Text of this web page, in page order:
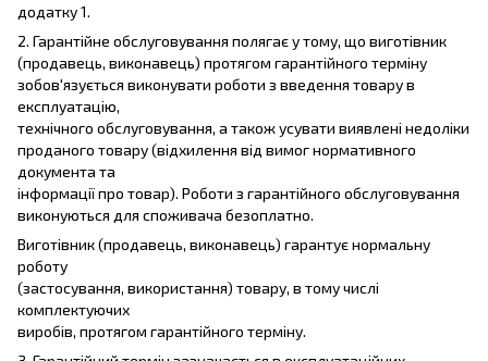
додатку 1.
2. Гарантійне обслуговування полягає у тому, що виготівник
(продавець, виконавець) протягом гарантійного терміну
зобов'язується виконувати роботи з введення товару в
експлуатацію,
технічного обслуговування, а також усувати виявлені недоліки
проданого товару (відхилення від вимог нормативного
документа та
інформації про товар). Роботи з гарантійного обслуговування
виконуються для споживача безоплатно.
Виготівник (продавець, виконавець) гарантує нормальну
роботу
(застосування, використання) товару, в тому числі
комплектуючих
виробів, протягом гарантійного терміну.